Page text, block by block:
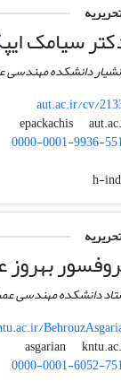
سیامک
دانشکده مهندسی
aut.ac.ir/cv/
0000-0001-9936-
h-
دانشکده مهندسی
0000-0001-6052-